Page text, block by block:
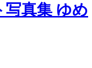
真集 ゆめ